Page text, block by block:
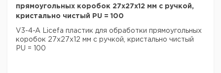
прямоугольных коробок 27x27x12 мм с ручкой,
кристально чистый PU = 100
V3-4-A Licefa пластик для обработки прямоугольных
коробок 27x27x12 мм с ручкой, кристально чистый
PU = 100